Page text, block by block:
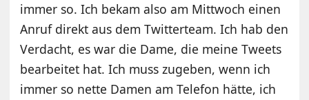
immer so. Ich bekam also am Mittwoch einen
Anruf direkt aus dem Twitterteam. Ich hab den
Verdacht, es war die Dame, die meine Tweets
bearbeitet hat. Ich muss zugeben, wenn ich
immer so nette Damen am Telefon hätte, ich